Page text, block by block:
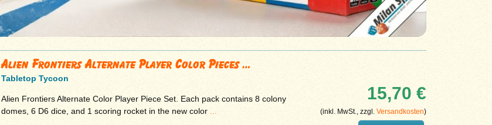
Alien Frontiers Alternate Player Color Pieces …
Tabletop Tycoon
Alien Frontiers Alternate Color Player Piece Set. Each pack contains 8 colony
domes, 6 D6 dice, and 1 scoring rocket in the new color
15,70 €
(inkl. MwSt., zzgl. Versandkosten)